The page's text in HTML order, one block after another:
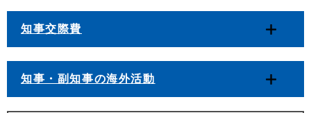
知事交際費
知事・副知事の海外活動